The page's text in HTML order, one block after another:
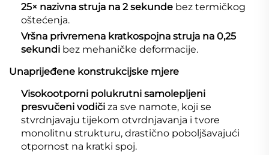
25× nazivna struja na 2 sekunde bez termičkog
oštećenja.
Vršna privremena kratkospojna struja na 0,25
sekundi bez mehaničke deformacije.
Unaprijeđene konstrukcijske mjere
Visokootporni polukrutni samolepljeni
presvučeni vodiči za sve namote, koji se
stvrdnjavaju tijekom otvrdnjavanja i tvore
monolitnu strukturu, drastično poboljšavajući
otpornost na kratki spoj.